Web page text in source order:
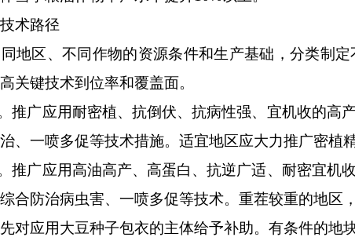
术路径
区、不同作物的资源条件和生产基础，分类制定
关键技术到位率和覆盖面。
广应用耐密植、抗倒伏、抗病性强、宜机收的高
、一喷多促等技术措施。适宜地区应大力推广密植
广应用高油高产、高蛋白、抗逆广适、耐密宜机
合防治病虫害、一喷多促等技术。重茬较重的地
对应用大豆种子包衣的主体给予补助。有条件的地